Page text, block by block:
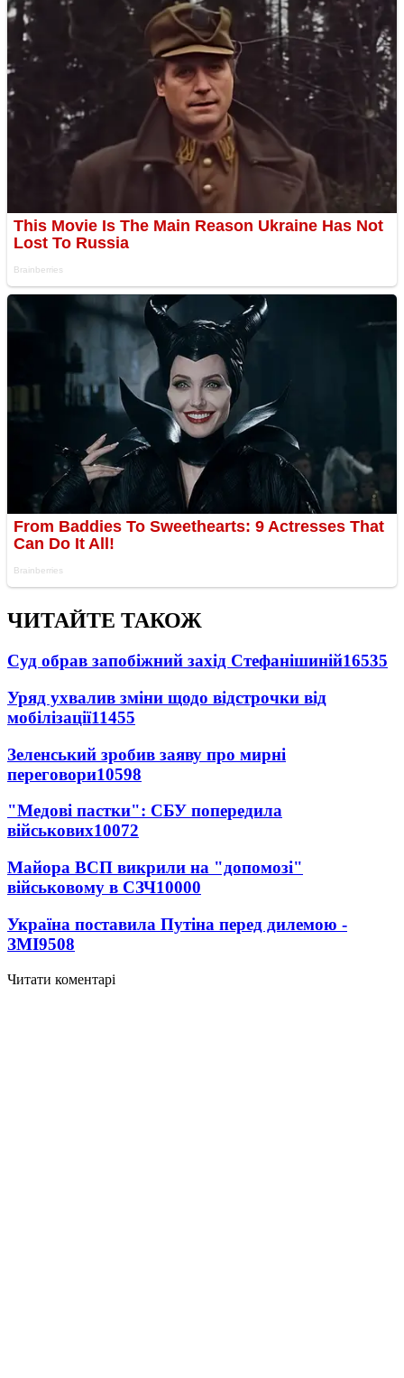
ЧИТАЙТЕ ТАКОЖ
Суд обрав запобіжний захід Стефанішиній16535
Уряд ухвалив зміни щодо відстрочки від
мобілізації11455
Зеленський зробив заяву про мирні
переговори10598
"Медові пастки": СБУ попередила
військових10072
Майора ВСП викрили на "допомозі"
військовому в СЗЧ10000
Україна поставила Путіна перед дилемою -
ЗМІ9508
Читати коментарі